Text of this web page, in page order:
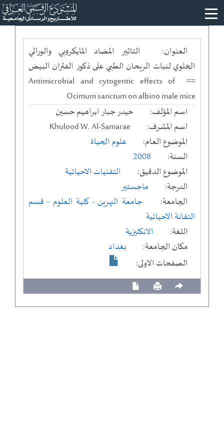
العنوان:
التاثير المضاد المايكروبي والوراثي
الخلوي لنبات الريحان الطبي على ذكور الفئران البيض
== Antimicrobial and cytogentic effects of
Ocimum sanctum on albino male mice
اسم المؤلف:
حيدر جبار ابراهيم حسين
اسم المشرف:
Khulood W. Al-Samarae
الموضوع العام:
علوم الحياة
السنة:
2008
الموضوع الدقيق:
التقنيات الاحيائية
الدرجة:
ماجستير
الجامعة:
جامعة النهرين - كلية العلوم - قسم
التقانة الاحيائية
اللغة:
الانكليزية
مكان الجامعة:
بغداد
الصفحات الاولى: